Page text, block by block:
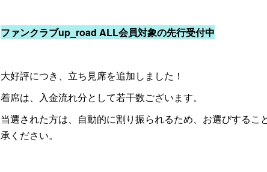
ファンクラブup_road ALL会員対象の先行受付中
大好評につき、立ち見席を追加しました！
着席は、入金流れ分として若干数ございます。
当選された方は、自動的に割り振られるため、お選びするこ
承ください。